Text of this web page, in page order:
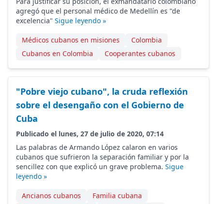
agregó que el personal médico de Medellín es "de
excelencia" Sigue leyendo »
Médicos cubanos en misiones
Colombia
Cubanos en Colombia
Cooperantes cubanos
"Pobre viejo cubano", la cruda reflexión
sobre el desengaño con el Gobierno de
Cuba
Publicado el lunes, 27 de julio de 2020, 07:14
Las palabras de Armando López calaron en varios
cubanos que sufrieron la separación familiar y por la
sencillez con que explicó un grave problema. Sigue
leyendo »
Ancianos cubanos
Familia cubana